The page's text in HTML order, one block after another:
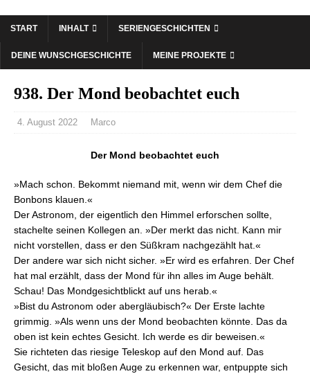
START INHALT SERIENGESCHICHTEN
DEINE WUNSCHGESCHICHTE MEINE PROJEKTE
938. Der Mond beobachtet euch
4. August 2022 Marco
Der Mond beobachtet euch
»Mach schon. Bekommt niemand mit, wenn wir dem Chef die
Bonbons klauen.«
Der Astronom, der eigentlich den Himmel erforschen sollte,
stachelte seinen Kollegen an. »Der merkt das nicht. Kann mir
nicht vorstellen, dass er den Süßkram nachgezählt hat.«
Der andere war sich nicht sicher. »Er wird es erfahren. Der Chef
hat mal erzählt, dass der Mond für ihn alles im Auge behält.
Schau! Das Mondgesichtblickt auf uns herab.«
»Bist du Astronom oder abergläubisch?« Der Erste lachte
grimmig. »Als wenn uns der Mond beobachten könnte. Das da
oben ist kein echtes Gesicht. Ich werde es dir beweisen.«
Sie richteten das riesige Teleskop auf den Mond auf. Das
Gesicht, das mit bloßen Auge zu erkennen war, entpuppte sich